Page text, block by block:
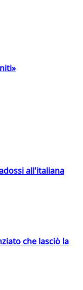
all'italiana
che lasciò la